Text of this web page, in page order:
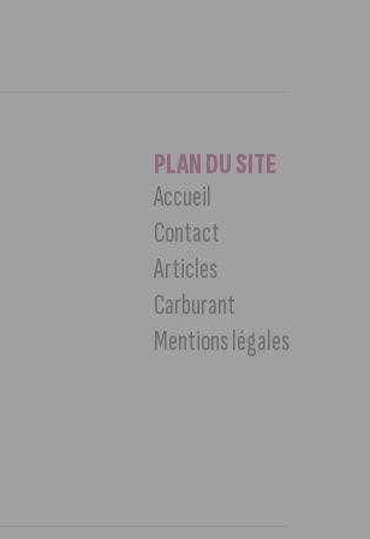
PLAN DU SITE
Accueil
Contact
Articles
Carburant
Mentions légales